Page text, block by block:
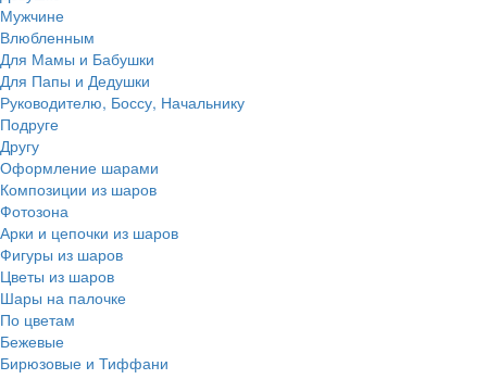
Мужчине
Влюбленным
Для Мамы и Бабушки
Для Папы и Дедушки
Руководителю, Боссу, Начальнику
Подруге
Другу
Оформление шарами
Композиции из шаров
Фотозона
Арки и цепочки из шаров
Фигуры из шаров
Цветы из шаров
Шары на палочке
По цветам
Бежевые
Бирюзовые и Тиффани